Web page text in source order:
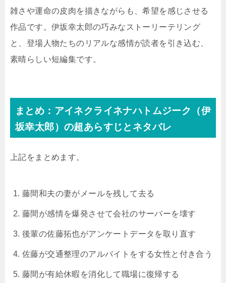
雑さや運命の皮肉を描きながらも、希望を感じさせる
作品です。伊坂幸太郎の巧みなストーリーテリング
と、登場人物たちのリアルな感情が読者を引き込む、
素晴らしい短編集です。
まとめ：アイネクライネナハトムジーク（伊
坂幸太郎）の超あらすじとネタバレ
上記をまとめます。
藤間和夫の妻がメールを残して去る
藤間が感情を爆発させて会社のサーバーを壊す
後輩の佐藤拓也がアンケートデータを取り直す
佐藤が交通整理のアルバイトをする女性と付き合う
藤間が有給休暇を消化して職場に復帰する